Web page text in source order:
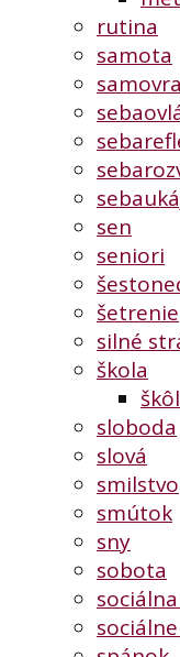
rutina
samota
sen
seniori
šetrenie
silné
škola
sloboda
slová
smilstvo
smútok
sny
sobota